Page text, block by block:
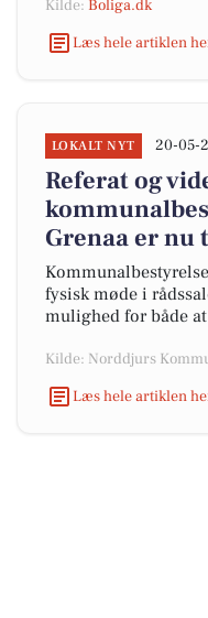
Kilde: Boliga.dk
Læs hele artiklen
LOKALT NYT 20-05-
Referat og
Grenaa er
fysisk møde i
mulighed for både
Kilde: Norddjurs
Læs hele artiklen